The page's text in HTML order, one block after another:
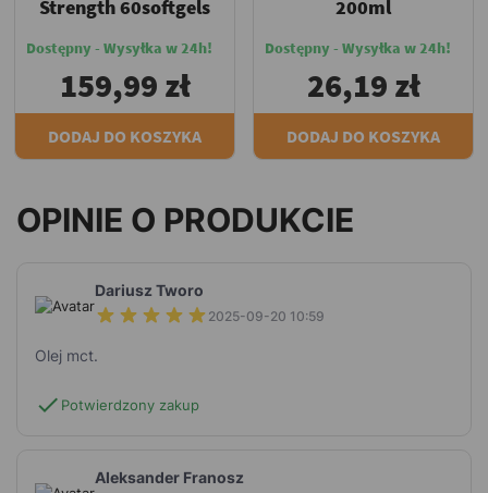
Strength 60softgels
Dostępny - Wysyłka w 24h!
159,99 zł
DODAJ DO KOSZYKA
200ml
Dostępny - Wysyłka w 24h!
26,19 zł
DODAJ DO KOSZYKA
OPINIE O PRODUKCIE
Dariusz Tworo
2025-09-20 10:59
Olej mct.
check Potwierdzony zakup
Aleksander Franosz